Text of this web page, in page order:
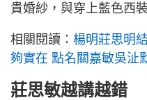
貴婚紗，與穿上藍色西
相關閱讀： 楊明莊思明
夠實在 點名關嘉敏吳沚
莊思敏越講越錯